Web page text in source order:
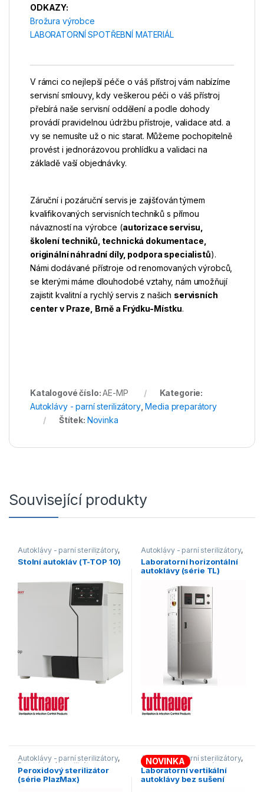
ODKAZY:
Brožura výrobce
LABORATORNÍ SPOTŘEBNÍ MATERIÁL
V rámci co nejlepší péče o váš přístroj vám nabízíme
servisní smlouvy, kdy veškerou péči o váš přístroj
přebírá naše servisní oddělení a podle dohody
provádí pravidelnou údržbu přístroje, validace atd. a
vy se nemusíte už o nic starat. Můžeme pochopitelně
provést i jednorázovou prohlídku a validaci na
základě vaší objednávky.
Záruční i pozáruční servis je zajišťován týmem
kvalifikovaných servisních techniků s přímou
návazností na výrobce (autorizace servisu,
školení techniků, technická dokumentace,
originální náhradní díly, podpora specialistů).
Námi dodávané přístroje od renomovaných výrobců,
se kterými máme dlouhodobé vztahy, nám umožňují
zajistit kvalitní a rychlý servis z našich servisních
center v Praze, Brně a Frýdku-Místku.
Katalogové číslo:AE-MP
Kategorie:
Autoklávy - parní sterilizátory,Media preparátory
Štítek: Novinka
Související produkty
Autoklávy - parní sterilizátory,
Autoklávy zdravotnické
Stolní autokláv (T-TOP 10)
Autoklávy - parní sterilizátory,
Autoklávy laboratorní
Horizontální
Laboratorní horizontální
autoklávy (série TL)
Autoklávy - parní sterilizátory,
Peroxidové sterilizátory
Peroxidový sterilizátor
(série PlazMax)
Autoklávy - parní sterilizátory,
Autoklávy laboratorní,
Vertikální
Laboratorní vertikální
autoklávy bez sušení
NOVINKA